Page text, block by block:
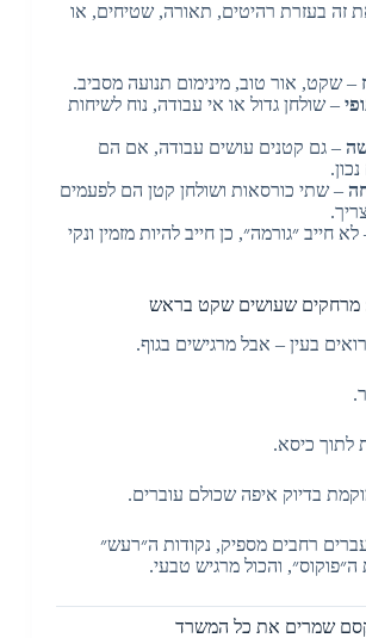
זה בעזרת רהיטים, תאורה, שטיחים, או
– שקט, אור טוב, מינימום תנועה מסביב.
– שולחן גדול או אי עבודה, נוח לשיחות
– גם קטנים עושים עבודה, אם הם
– שתי כורסאות ושולחן קטן הם לפעמים
חייב ״גורמה״, כן חייב להיות מזמין ונקי
מרחקים שעושים שקט בראש
בעין – אבל מרגישים בגוף.
לתוך כיסא.
בדיוק איפה שכולם עוברים.
רחבים מספיק, נקודות ה״רעש״
ה״פוקוס״, והכול מרגיש טבעי.
שמרים את כל המשרד